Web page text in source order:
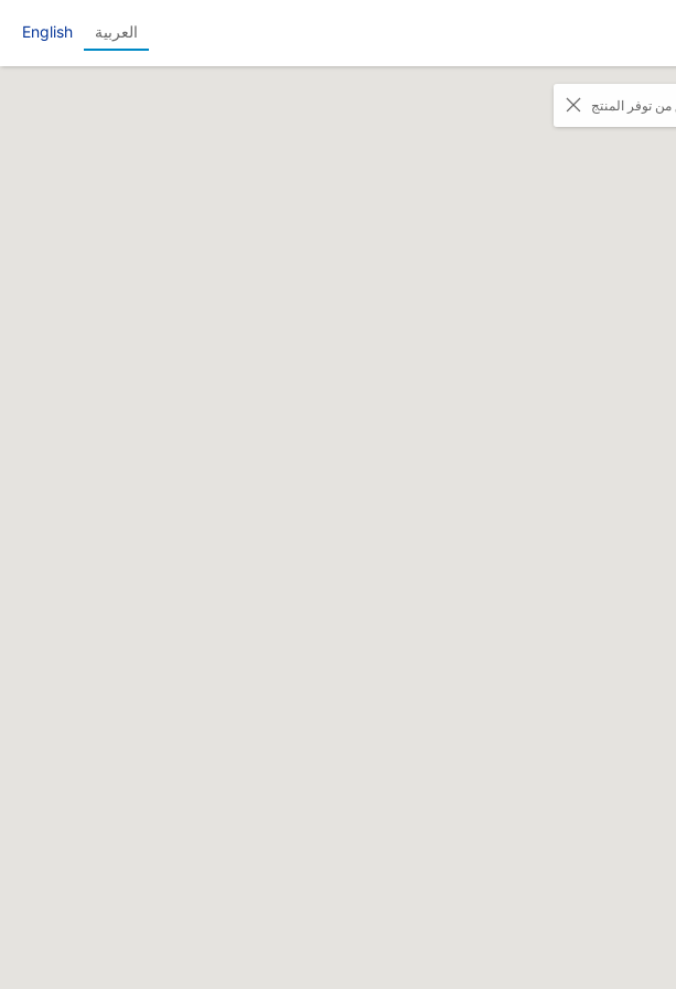
العربية English
توفر المنتج